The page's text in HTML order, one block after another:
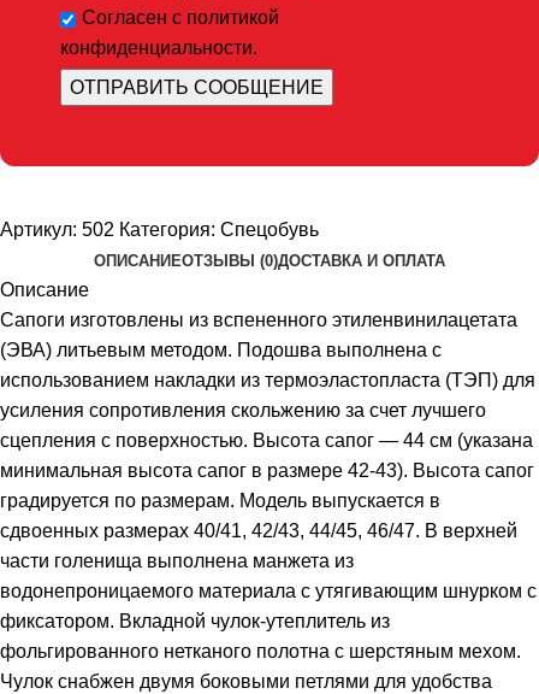
Согласен с политикой
конфиденциальности.
Артикул: 502 Категория: Спецобувь
ОПИСАНИЕОТЗЫВЫ (0)ДОСТАВКА И ОПЛАТА
Описание
Сапоги изготовлены из вспененного этиленвинилацетата
(ЭВА) литьевым методом. Подошва выполнена с
использованием накладки из термоэластопласта (ТЭП) для
усиления сопротивления скольжению за счет лучшего
сцепления с поверхностью. Высота сапог — 44 см (указана
минимальная высота сапог в размере 42-43). Высота сапог
градируется по размерам. Модель выпускается в
сдвоенных размерах 40/41, 42/43, 44/45, 46/47. В верхней
части голенища выполнена манжета из
водонепроницаемого материала с утягивающим шнурком с
фиксатором. Вкладной чулок-утеплитель из
фольгированного нетканого полотна с шерстяным мехом.
Чулок снабжен двумя боковыми петлями для удобства